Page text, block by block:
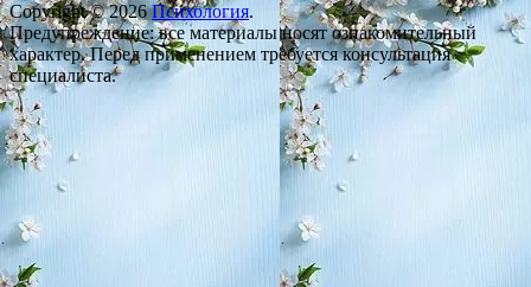
Copyright © 2026Психология.
Предупреждение: все материалы носят ознакомительный
характер. Перед применением требуется консультация
специалиста.